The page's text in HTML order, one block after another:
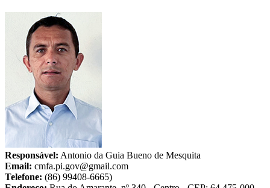
Responsável: Antonio da Guia Bueno de Mesquita
Email: cmfa.pi.gov@gmail.com
Telefone: (86) 99408-6665)